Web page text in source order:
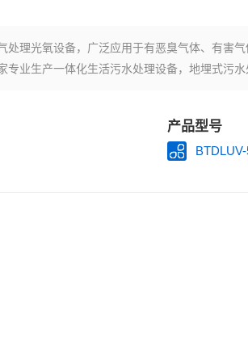
处理光氧设备，广泛应用于有恶臭气体、有害
专业生产一体化生活污水处理设备，地埋式污
产品型号